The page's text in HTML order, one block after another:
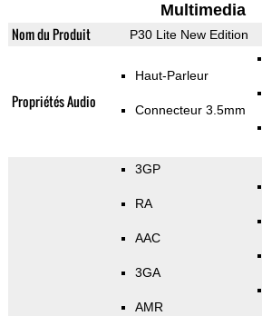
Multimedia
Nom du Produit P30 Lite New Edition
Propriétés Audio
Haut-Parleur
Connecteur 3.5mm
3GP
RA
AAC
3GA
AMR